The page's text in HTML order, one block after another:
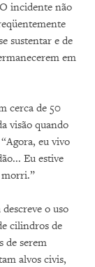
incidente não
sustentar e de
em
cerca de 50
visão quando
eu vivo
Eu estive
morri.”
o uso
cilindros de
de serem
alvos civis,